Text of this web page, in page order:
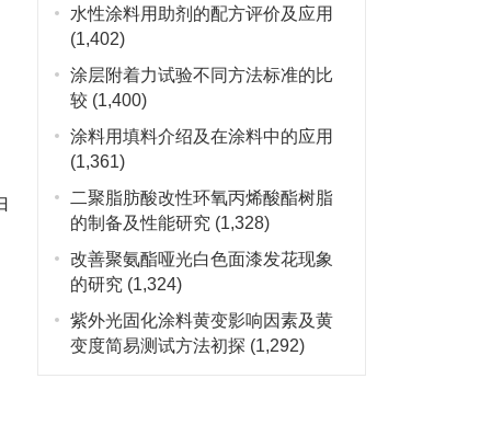
水性涂料用助剂的配方评价及应用
(1,402)
涂层附着力试验不同方法标准的比
较 (1,400)
涂料用填料介绍及在涂料中的应用
(1,361)
二聚脂肪酸改性环氧丙烯酸酯树脂
的制备及性能研究 (1,328)
改善聚氨酯哑光白色面漆发花现象
的研究 (1,324)
紫外光固化涂料黄变影响因素及黄
变度简易测试方法初探 (1,292)